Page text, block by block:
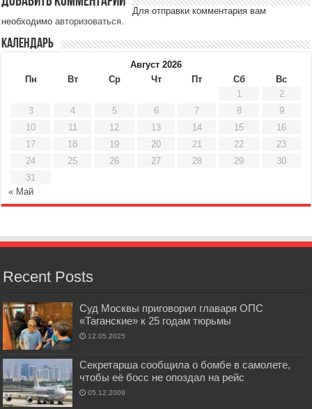
Для отправки комментария вам
необходимоавторизоваться.
Календарь
Август 2026
Пн
Вт Ср Чт Пт Сб
Вс
1
2
3
4 5 6 7 8
9
10
11 12 13 14 15
16
17
18 19 20 21 22
23
24
25 26 27 28 29
30
31
« Май
Recent Posts
Суд Москвы приговорил главаря ОПС
«Таганские» к 25 годам тюрьмы
12.05.2025
Секретарша сообщила о бомбе в самолете,
чтобы её босс не опоздал на рейс
05.12.2009